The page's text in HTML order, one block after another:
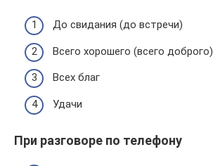
До свидания (до встречи)
Всего хорошего (всего доброго)
Всех благ
Удачи
При разговоре по телефону